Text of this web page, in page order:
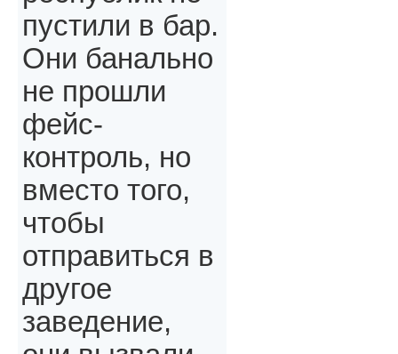
пустили в бар.
Они банально
не прошли
фейс-
контроль, но
вместо того,
чтобы
отправиться в
другое
заведение,